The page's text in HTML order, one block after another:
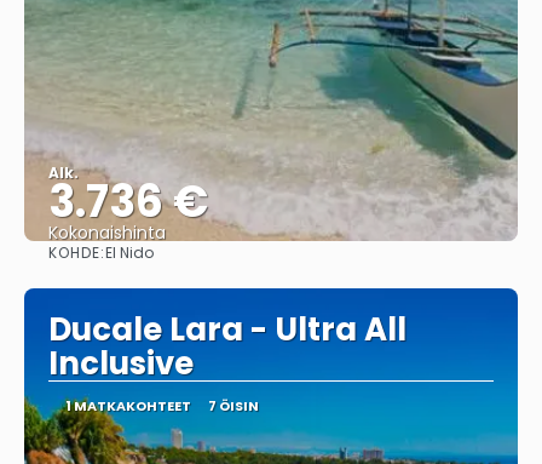
Alk.
3.736 €
Kokonaishinta
KOHDE:El Nido
Ducale Lara - Ultra All
Inclusive
1 MATKAKOHTEET 7 ÖISIN